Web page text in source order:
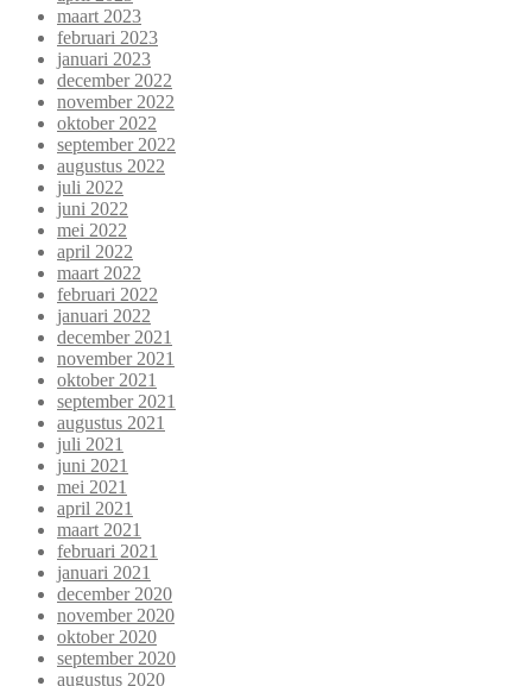
maart 2023
februari 2023
januari 2023
december 2022
november 2022
oktober 2022
september 2022
augustus 2022
juli 2022
juni 2022
mei 2022
april 2022
maart 2022
februari 2022
januari 2022
december 2021
november 2021
oktober 2021
september 2021
augustus 2021
juli 2021
juni 2021
mei 2021
april 2021
maart 2021
februari 2021
januari 2021
december 2020
november 2020
oktober 2020
september 2020
augustus 2020